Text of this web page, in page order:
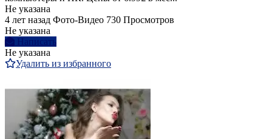
Не указана
4 лет назад Фото-Видео 730 Просмотров
Не указана
Написать
Не указана
Удалить из избранного